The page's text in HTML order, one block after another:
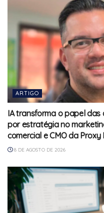
ARTIGO
IA transforma o papel das
por estratégia no
comercial e CMO da Proxy
8 DE AGOSTO DE 2026